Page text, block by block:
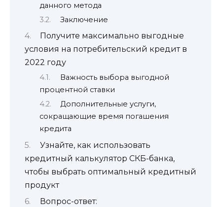
данного метода
Заключение
Получите максимально выгодные
условия на потребительский кредит в
2022 году
Важность выбора выгодной
процентной ставки
Дополнительные услуги,
сокращающие время погашения
кредита
Узнайте, как использовать
кредитный калькулятор СКБ-банка,
чтобы выбрать оптимальный кредитный
продукт
Вопрос-ответ: